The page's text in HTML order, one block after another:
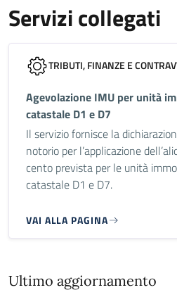
Servizi collegati
TRIBUTI, FINANZE E
Agevolazione IMU per unità
catastale D1 e D7
Il servizio fornisce la
notorio per l’applicazione
cento prevista per le unità
catastale D1 e D7.
VAI ALLA PAGINA
Ultimo aggiornamento